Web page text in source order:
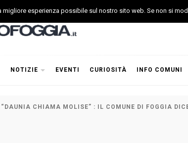
NOTIZIE EVENTI CURIOSITÀ INFO COMUNI
“DAUNIA CHIAMA MOLISE” : IL COMUNE DI FOGGIA
esperienza possibile sul nostro sito web. Se non si